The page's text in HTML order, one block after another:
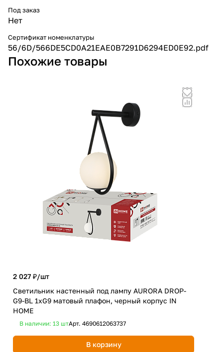
Под заказ
Нет
Сертификат номенклатуры
56/6D/566DE5CD0A21EAE0B7291D6294ED0E92.pdf
Похожие товары
2 027 ₽/шт
Светильник настенный под лампу AURORA DROP-
G9-BL 1хG9 матовый плафон, черный корпус IN
HOME
В наличии: 13 штАрт. 4690612063737
В корзину